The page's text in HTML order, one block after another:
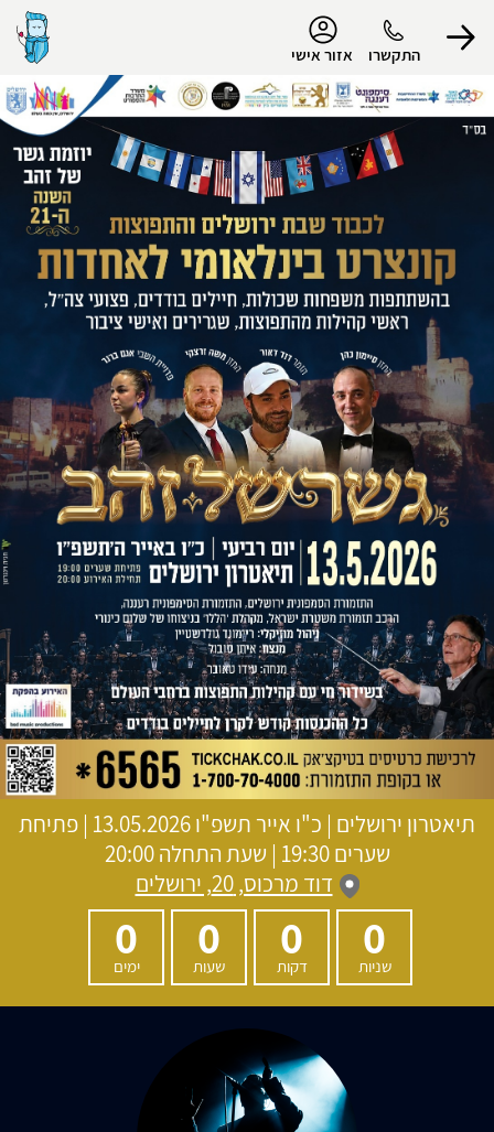
התקשרו אזור אישי
הפרופיל שלי
התנתק
תיאטרון ירושלים | כ"ו אייר תשפ"ו
13.05.2026 | פתיחת
שערים 19:30 | שעת התחלה 20:00
דוד מרכוס, 20, ירושלים
0
שניות
0
דקות
0
שעות
0
ימים